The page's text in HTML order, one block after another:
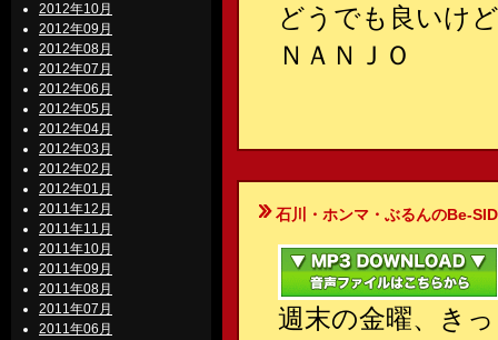
2012年10月
2012年09月
2012年08月
2012年07月
2012年06月
2012年05月
2012年04月
2012年03月
2012年02月
2012年01月
2011年12月
2011年11月
2011年10月
2011年09月
2011年08月
2011年07月
2011年06月
どうでも良いけ
ＮＡＮＪＯ
石川・ホンマ・ぶるんのBe-
週末の金曜、き